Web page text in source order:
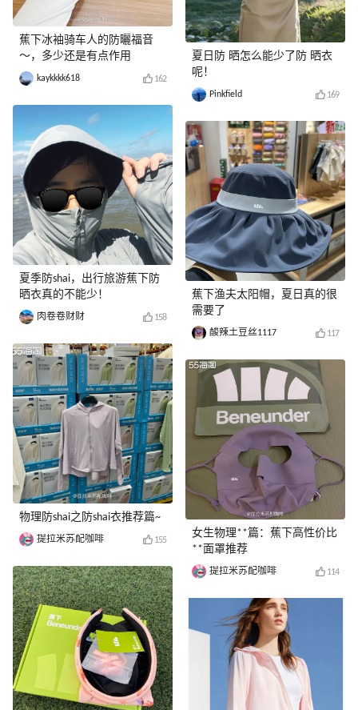
蕉下冰袖骑车人的防曬福音
～，多少还是有点作用
kaykkkk618 162
夏季防shai，出行旅游蕉下防
晒衣真的不能少！
肉卷卷财财 158
物理防shai之防shai衣推荐篇~
提拉米苏配咖啡 155
夏日防 晒怎么能少了防 晒衣
呢！
Pinkfield 169
蕉下渔夫太阳帽，夏日真的很
需要了
酸辣土豆丝1117 117
女生物理**篇：蕉下高性价比
**面罩推荐
提拉米苏配咖啡 114